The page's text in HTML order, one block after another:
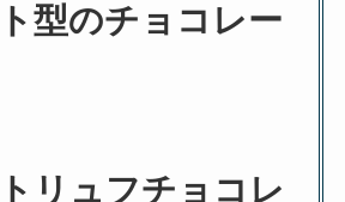
型のチョコレー
リュフチョコレ